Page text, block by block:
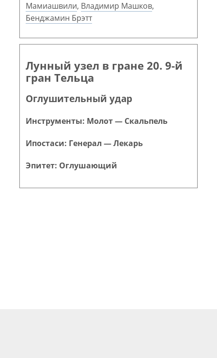
Мамиашвили, Владимир Машков,
Бенджамин Брэтт
Лунный узел в гране 20. 9-й
гран Тельца
Оглушительный удар
Инструменты: Молот — Скальпель
Ипостаси: Генерал — Лекарь
Эпитет: Оглушающий